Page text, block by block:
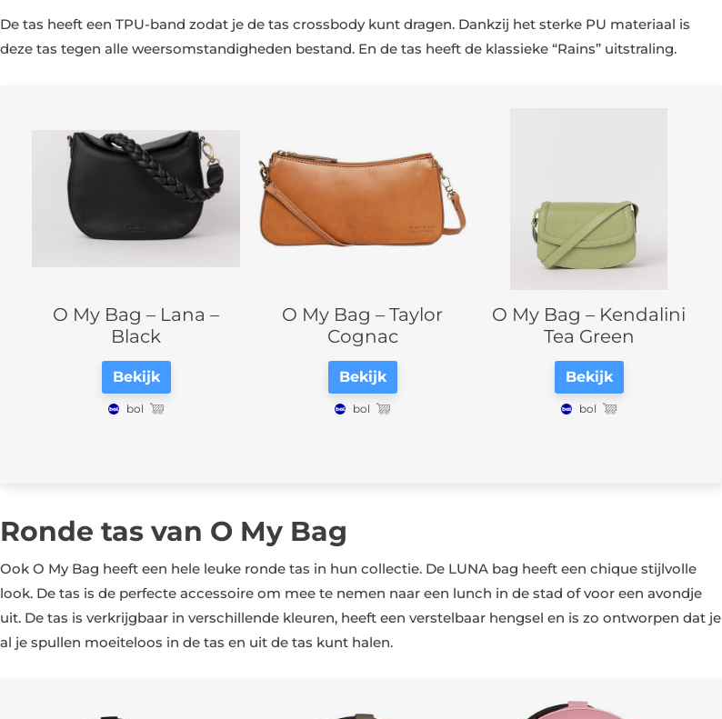
De tas heeft een TPU-band zodat je de tas crossbody kunt dragen. Dankzij het sterke PU materiaal is
deze tas tegen alle weersomstandigheden bestand. En de tas heeft de klassieke “Rains” uitstraling.
O My Bag – Lana –
Black
Bekijk
bol
O My Bag – Taylor
Cognac
Bekijk
bol
O My Bag – Kendalini
Tea Green
Bekijk
bol
Ronde tas van O My Bag
Ook O My Bag heeft een hele leuke ronde tas in hun collectie. De LUNA bag heeft een chique stijlvolle
look. De tas is de perfecte accessoire om mee te nemen naar een lunch in de stad of voor een avondje
uit. De tas is verkrijgbaar in verschillende kleuren, heeft een verstelbaar hengsel en is zo ontworpen dat je
al je spullen moeiteloos in de tas en uit de tas kunt halen.